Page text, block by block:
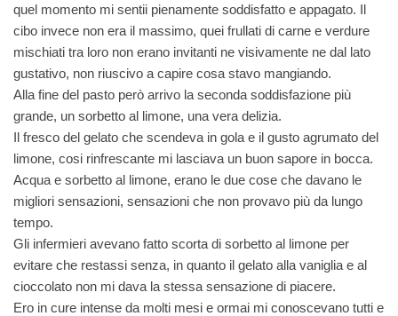
quel momento mi sentii pienamente soddisfatto e appagato. Il
cibo invece non era il massimo, quei frullati di carne e verdure
mischiati tra loro non erano invitanti ne visivamente ne dal lato
gustativo, non riuscivo a capire cosa stavo mangiando.
Alla fine del pasto però arrivo la seconda soddisfazione più
grande, un sorbetto al limone, una vera delizia.
Il fresco del gelato che scendeva in gola e il gusto agrumato del
limone, cosi rinfrescante mi lasciava un buon sapore in bocca.
Acqua e sorbetto al limone, erano le due cose che davano le
migliori sensazioni, sensazioni che non provavo più da lungo
tempo.
Gli infermieri avevano fatto scorta di sorbetto al limone per
evitare che restassi senza, in quanto il gelato alla vaniglia e al
cioccolato non mi dava la stessa sensazione di piacere.
Ero in cure intense da molti mesi e ormai mi conoscevano tutti e